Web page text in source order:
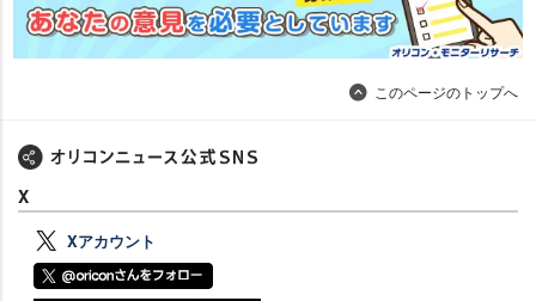
このページのトップへ
X
Xアカウント